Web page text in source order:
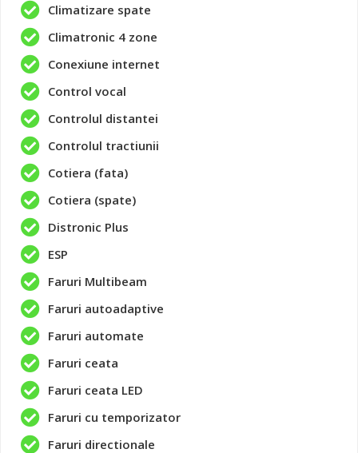
Climatizare spate
Climatronic 4 zone
Conexiune internet
Control vocal
Controlul distantei
Controlul tractiunii
Cotiera (fata)
Cotiera (spate)
Distronic Plus
ESP
Faruri Multibeam
Faruri autoadaptive
Faruri automate
Faruri ceata
Faruri ceata LED
Faruri cu temporizator
Faruri directionale